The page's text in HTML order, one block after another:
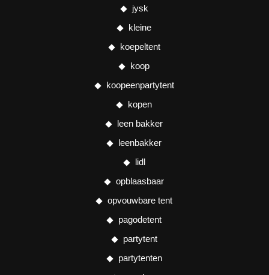
jysk
kleine
koepeltent
koop
koopeenpartytent
kopen
leen bakker
leenbakker
lidl
opblaasbaar
opvouwbare tent
pagodetent
partytent
partytenten